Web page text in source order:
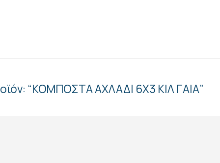
“ΚΟΜΠΟΣΤΑ ΑΧΛΑΔΙ 6Χ3 ΚΙΛ ΓΑΙΑ”